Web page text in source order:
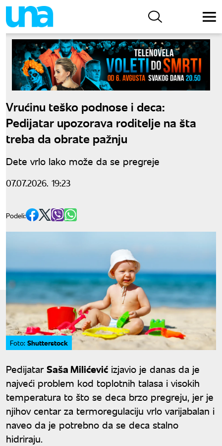
Vrućinu teško podnose i deca:
Pedijatar upozorava roditelje na šta
treba da obrate pažnju
Dete vrlo lako može da se pregreje
07.07.2026. 19:23
Podeli:
Foto: Shutterstock
PedijatarSaša Milićević izjavio je danas da je
najveći problem kod toplotnih talasa i visokih
temperatura to što se deca brzo pregreju, jer je
njihov centar za termoregulaciju vrlo varijabalan i
naveo da je potrebno da se deca stalno
hidriraju.